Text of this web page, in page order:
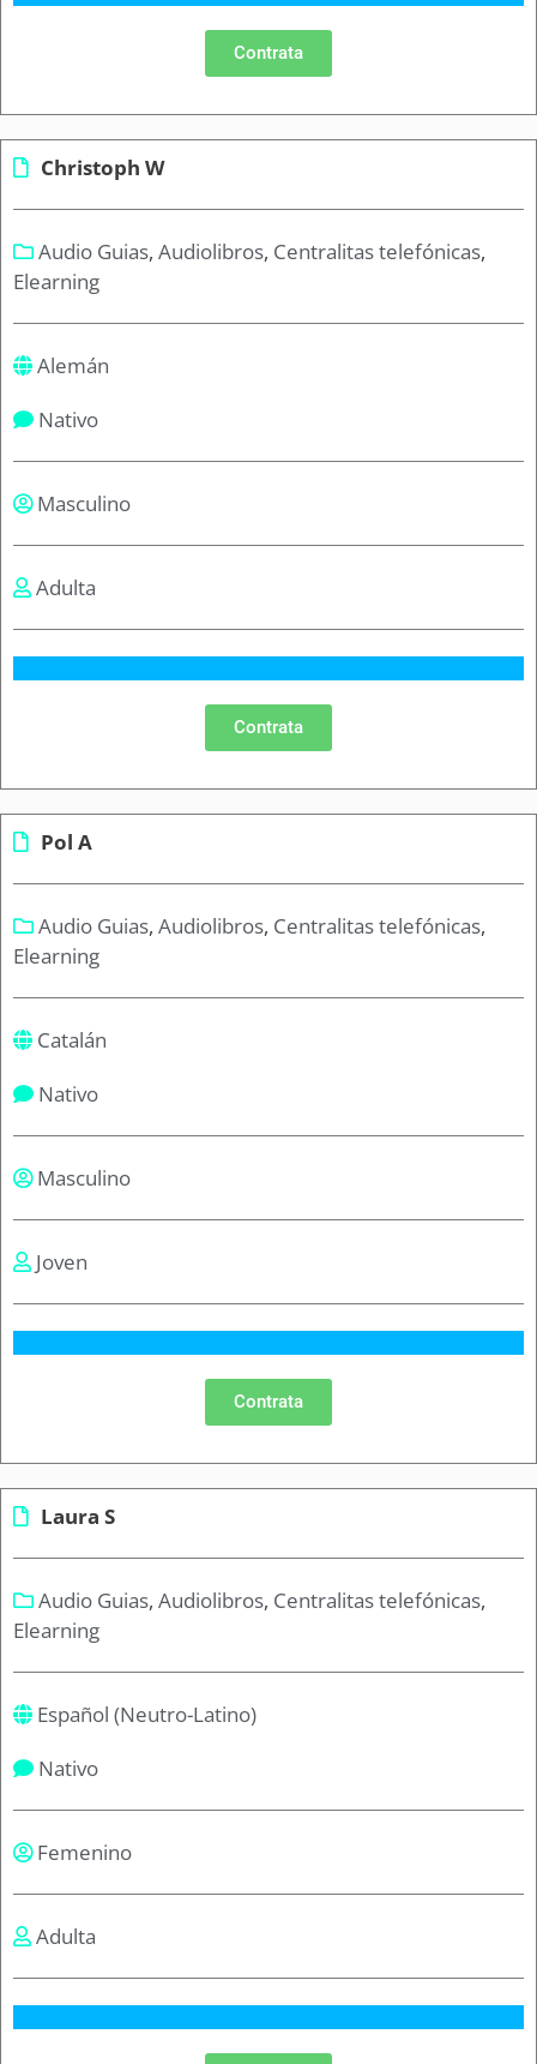
Contrata
Christoph W
Audio Guias, Audiolibros, Centralitas telefónicas,
Elearning
Alemán
Nativo
Masculino
Adulta
Contrata
Pol A
Audio Guias, Audiolibros, Centralitas telefónicas,
Elearning
Catalán
Nativo
Masculino
Joven
Contrata
Laura S
Audio Guias, Audiolibros, Centralitas telefónicas,
Elearning
Español (Neutro-Latino)
Nativo
Femenino
Adulta